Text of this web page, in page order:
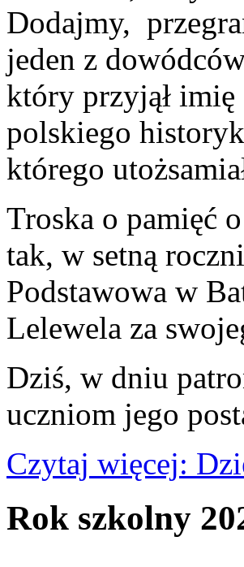
Dodajmy,
jeden z
który przyjął imię
polskiego
którego
Troska o pamięć
tak, w setną
Podstawowa w
Lelewela za
Dziś, w dniu
uczniom jego
Czytaj więcej:
Rok szkolny